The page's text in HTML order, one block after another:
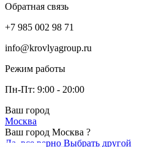
Обратная связь
+7 985 002 98 71
info@krovlyagroup.ru
Режим работы
Пн-Пт: 9:00 - 20:00
Ваш город
Москва
Ваш город Москва ?
Да, все верно Выбрать другой